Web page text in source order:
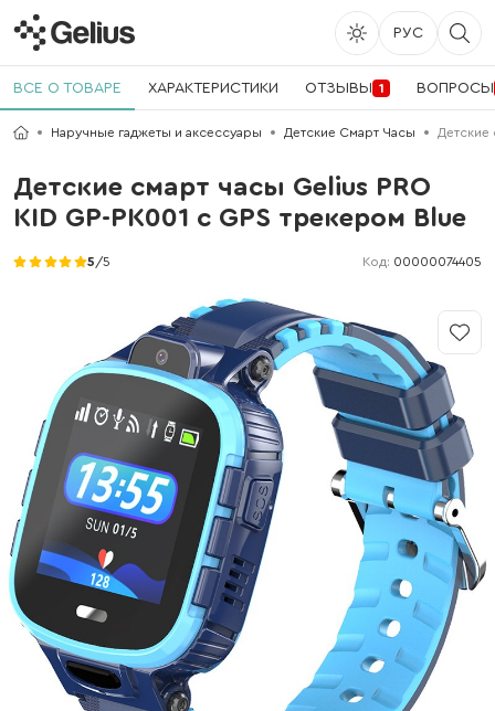
РУС
ВСЕ О ТОВАРЕ ХАРАКТЕРИСТИКИ ОТЗЫВЫ 1 ВОПРОСЫ
Наручные гаджеты и аксессуары Детские Смарт Часы Детские
Детские смарт часы Gelius PRO
KID GP-PK001 с GPS трекером Blue
5 /5 Код: 00000074405